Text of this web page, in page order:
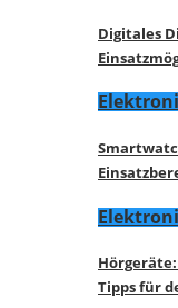
Digitales
Tipps für